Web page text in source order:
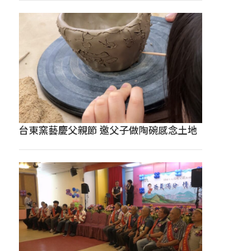
台東窯藝慶父親節 邀父子做陶碗感念土地